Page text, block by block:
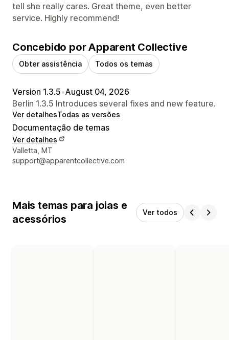
tell she really cares. Great theme, even better
service. Highly recommend!
Concebido por Apparent Collective
Obter assistência Todos os temas
Version 1.3.5•August 04, 2026
Berlin 1.3.5 Introduces several fixes and new feature.
Ver detalhesTodas as versões
Documentação de temas
Ver detalhes
Detalhes de contacto do designer
Valletta, MT
support@apparentcollective.com
Mais temas para joias e
acessórios
Ver todos